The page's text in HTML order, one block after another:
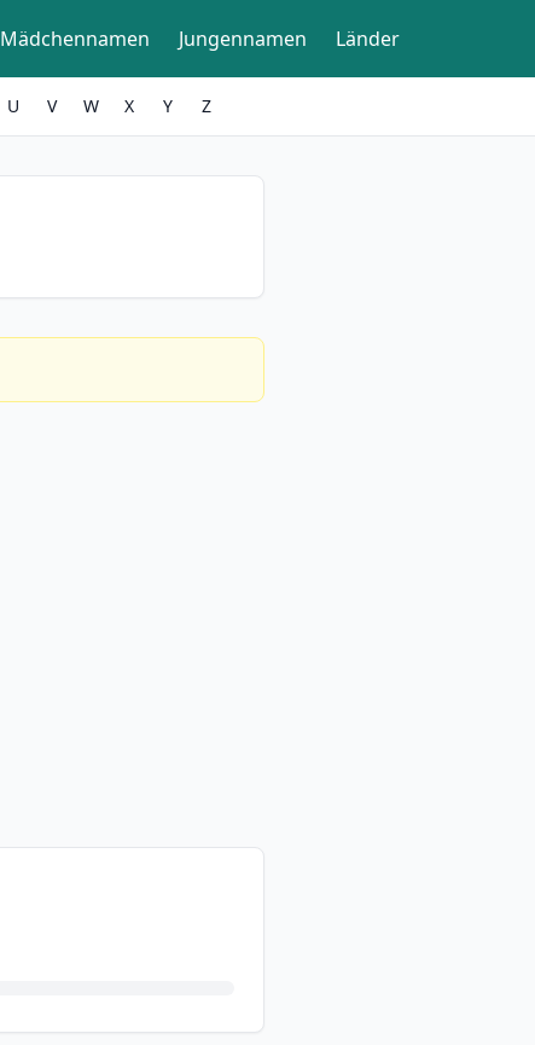
Mädchennamen Jungennamen Länder
U V W X Y Z